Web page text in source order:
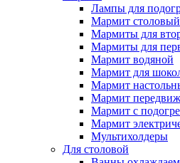
Лампы для
Мармит столовый
Мармиты для
Мармиты для
Мармит водяной
Мармит для
Мармит
Мармит
Мармит с
Мармит
Мультихолдеры
Для столовой